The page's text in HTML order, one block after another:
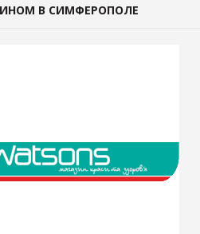
В СИМФЕРОПОЛЕ